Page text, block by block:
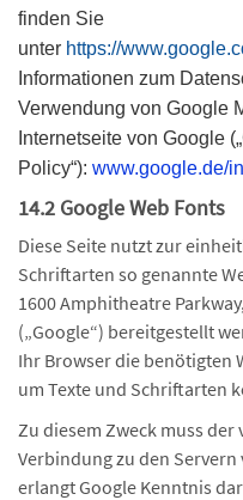
finden Sie
unter https://
Informationen zum
Verwendung von Google
Internetseite von Google
Policy“): www.google.de/
14.2 Google Web Fonts
Diese Seite nutzt zur
Schriftarten so genannte
1600 Amphitheatre
(„Google“) bereitgestellt
Ihr Browser die benötigten
um Texte und Schriftarten
Zu diesem Zweck muss
Verbindung zu den
erlangt Google Kenntnis